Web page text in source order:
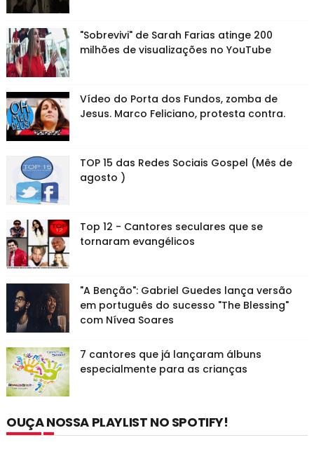
"Sobrevivi" de Sarah Farias atinge 200
milhões de visualizações no YouTube
Vídeo do Porta dos Fundos, zomba de
Jesus. Marco Feliciano, protesta contra.
TOP 15 das Redes Sociais Gospel (Mês de
agosto )
Top 12 - Cantores seculares que se
tornaram evangélicos
"A Benção": Gabriel Guedes lança versão
em português do sucesso "The Blessing"
com Nívea Soares
7 cantores que já lançaram álbuns
especialmente para as crianças
OUÇA NOSSA PLAYLIST NO SPOTIFY!